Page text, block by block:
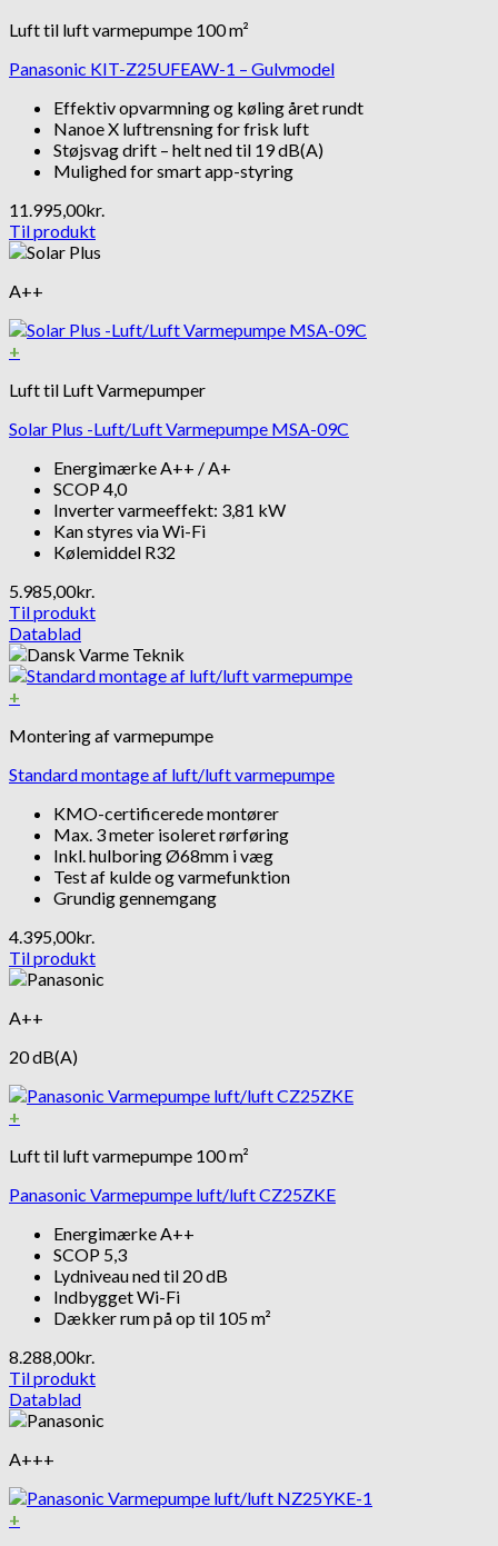
Luft til luft varmepumpe 100 m²
Panasonic KIT-Z25UFEAW-1 – Gulvmodel
Effektiv opvarmning og køling året rundt
Nanoe X luftrensning for frisk luft
Støjsvag drift – helt ned til 19 dB(A)
Mulighed for smart app-styring
11.995,00kr.
Til produkt
A++
+
Luft til Luft Varmepumper
Solar Plus -Luft/Luft Varmepumpe MSA-09C
Energimærke A++ / A+
SCOP 4,0
Inverter varmeeffekt: 3,81 kW
Kan styres via Wi-Fi
Kølemiddel R32
5.985,00kr.
Til produkt
Datablad
+
Montering af varmepumpe
Standard montage af luft/luft varmepumpe
KMO-certificerede montører
Max. 3 meter isoleret rørføring
Inkl. hulboring Ø68mm i væg
Test af kulde og varmefunktion
Grundig gennemgang
4.395,00kr.
Til produkt
A++
20 dB(A)
+
Luft til luft varmepumpe 100 m²
Panasonic Varmepumpe luft/luft CZ25ZKE
Energimærke A++
SCOP 5,3
Lydniveau ned til 20 dB
Indbygget Wi-Fi
Dækker rum på op til 105 m²
8.288,00kr.
Til produkt
Datablad
A+++
+